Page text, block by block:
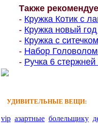
Также
- Кружка Котик с
- Кружка новый
- Кружка с
- Набор
- Ручка 6
УДИВИТЕЛЬНЫЕ ВЕЩИ:
vip азартные болельщику